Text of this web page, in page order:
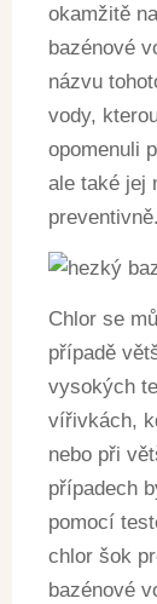
okamžitě
bazénové
názvu
vody,
opomenuli
ale také jej
preventivně.
Chlor se
případě
vysokých
vířivkách,
nebo při
případech
pomocí
chlor šok
bazénové